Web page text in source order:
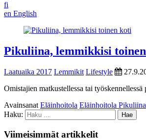
fi
en English
Pikuliina, lemmikkisi
Laatuaika 2017 Lemmikit Lifestyle
Omistajien matkustellessa tai
Avainsanat Eläinhoitola Eläinhoitola Pikuliina
Haku:
Viimeisimmät artikkelit